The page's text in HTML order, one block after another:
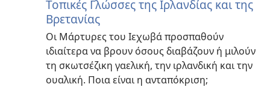
Τοπικές Γλώσσες της Ιρλανδίας και της
Βρετανίας
Οι Μάρτυρες του Ιεχωβά προσπαθούν
ιδιαίτερα να βρουν όσους διαβάζουν ή μιλούν
τη σκωτσέζικη γαελική, την ιρλανδική και την
ουαλική. Ποια είναι η ανταπόκριση;